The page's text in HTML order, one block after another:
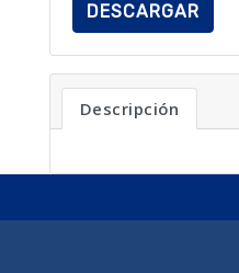
DESCARGAR
Descripción